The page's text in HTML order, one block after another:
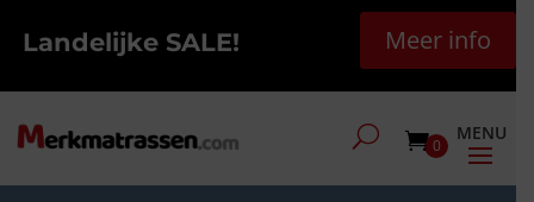
Landelijke SALE! Meer info
0